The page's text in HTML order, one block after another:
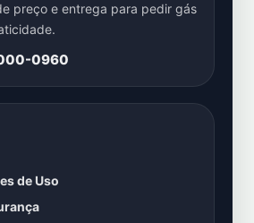
preço e entrega para pedir gás
0960
de Uso